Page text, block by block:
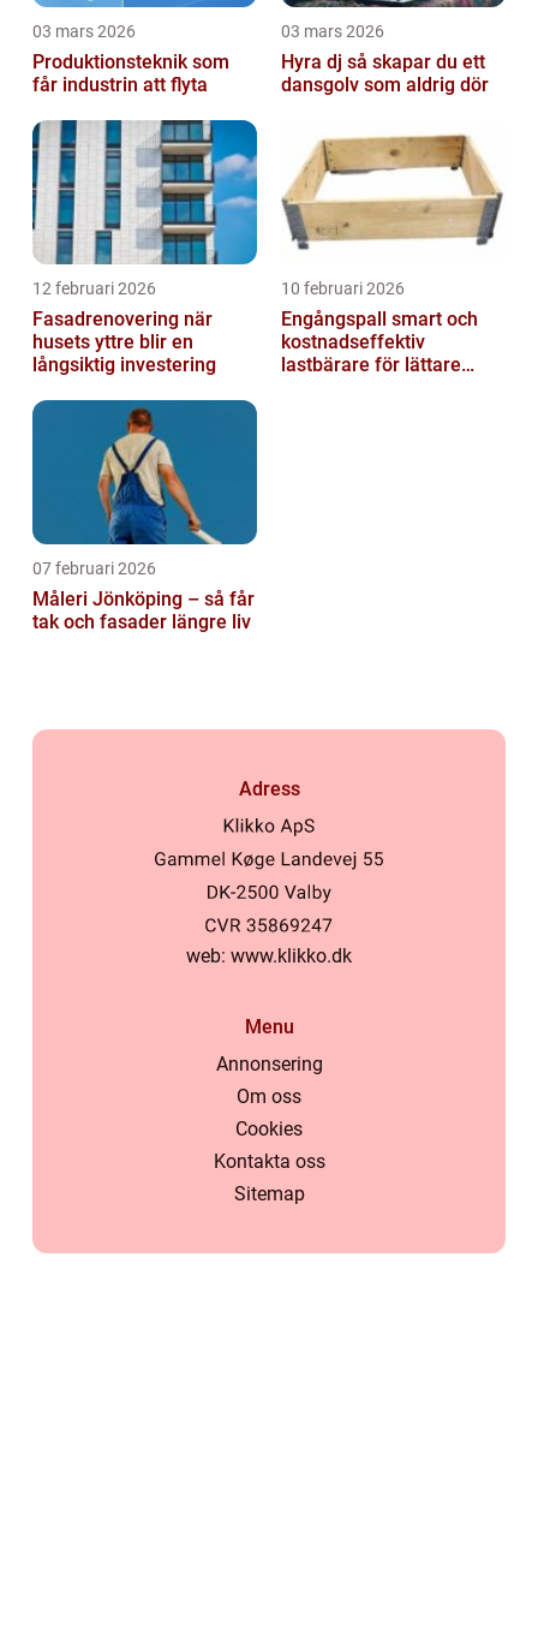
03 mars 2026
Produktionsteknik som
får industrin att flyta
03 mars 2026
Hyra dj så skapar du ett
dansgolv som aldrig dör
12 februari 2026
Fasadrenovering när
husets yttre blir en
långsiktig investering
10 februari 2026
Engångspall smart och
kostnadseffektiv
lastbärare för lättare
07 februari 2026
Måleri Jönköping – så får
tak och fasader längre liv
Adress
web: www.klikko.dk
Menu
Annonsering
Om oss
Cookies
Kontakta oss
Sitemap